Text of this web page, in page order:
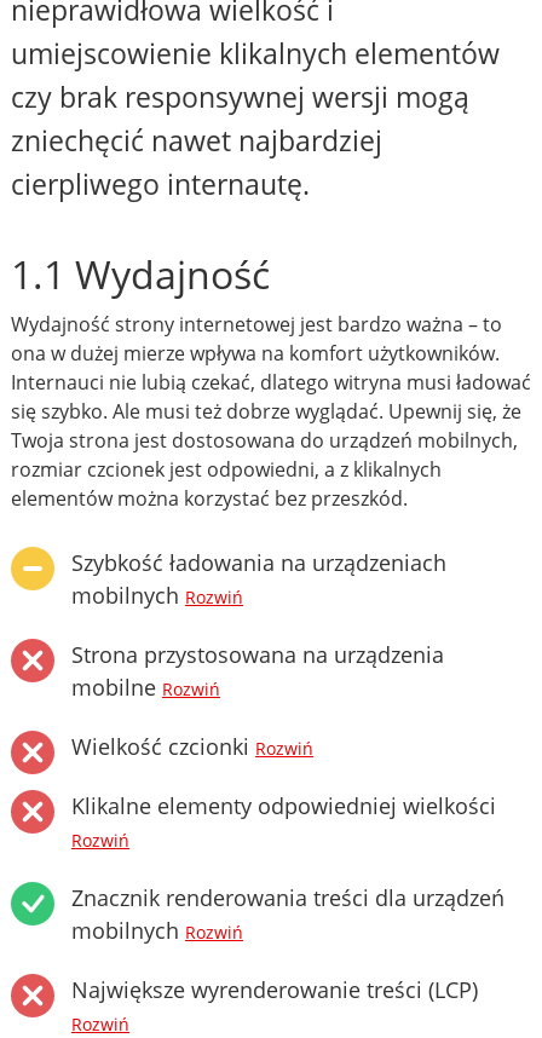
nieprawidłowa wielkość i
umiejscowienie klikalnych elementów
czy brak responsywnej wersji mogą
zniechęcić nawet najbardziej
cierpliwego internautę.
1.1 Wydajność
Wydajność strony internetowej jest bardzo ważna – to
ona w dużej mierze wpływa na komfort użytkowników.
Internauci nie lubią czekać, dlatego witryna musi ładować
się szybko. Ale musi też dobrze wyglądać. Upewnij się, że
Twoja strona jest dostosowana do urządzeń mobilnych,
rozmiar czcionek jest odpowiedni, a z klikalnych
elementów można korzystać bez przeszkód.
Szybkość ładowania na urządzeniach
mobilnych Rozwiń
Strona przystosowana na urządzenia
mobilne Rozwiń
Wielkość czcionki Rozwiń
Klikalne elementy odpowiedniej wielkości
Rozwiń
Znacznik renderowania treści dla urządzeń
mobilnych Rozwiń
Największe wyrenderowanie treści (LCP)
Rozwiń